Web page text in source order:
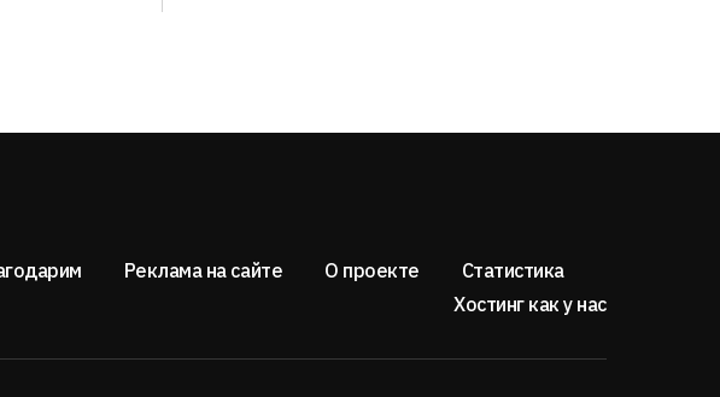
Реклама на сайте О проекте
Статистика
Хостинг как у нас